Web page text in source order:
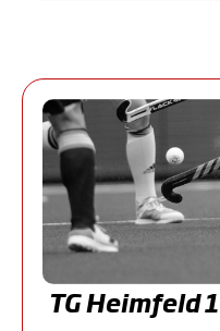
TG Heimfeld 1